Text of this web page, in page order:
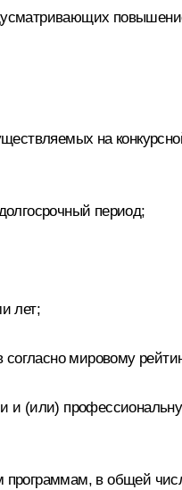
на
период;
лет;
мировому
и (или)
в общей